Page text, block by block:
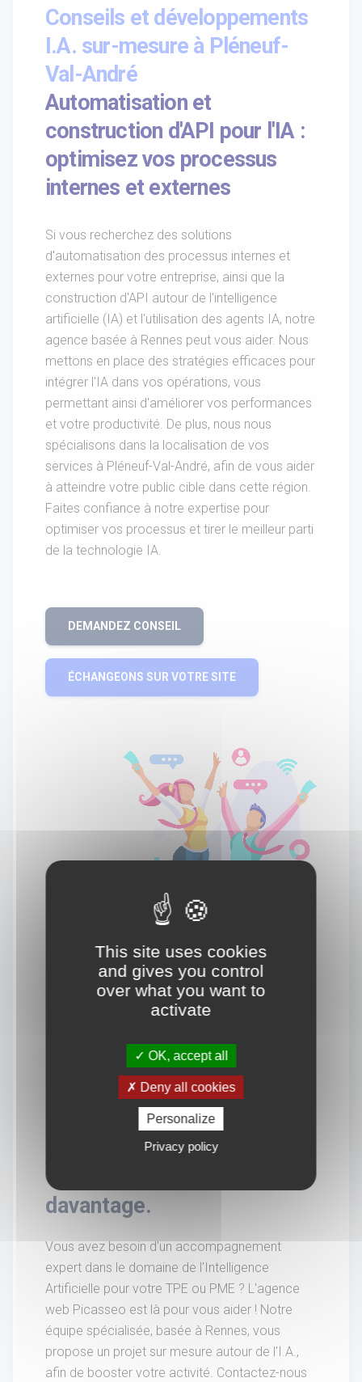
Conseils et développements
I.A. sur-mesure à Pléneuf-
Val-André
Automatisation et
construction d'API pour l'IA :
optimisez vos processus
internes et externes
Si vous recherchez des solutions
d'automatisation des processus internes et
externes pour votre entreprise, ainsi que la
construction d'API autour de l'intelligence
artificielle (IA) et l'utilisation des agents IA, notre
agence basée à Rennes peut vous aider. Nous
mettons en place des stratégies efficaces pour
intégrer l'IA dans vos opérations, vous
permettant ainsi d'améliorer vos performances
et votre productivité. De plus, nous nous
spécialisons dans la localisation de vos
services à Pléneuf-Val-André, afin de vous aider
à atteindre votre public cible dans cette région.
Faites confiance à notre expertise pour
optimiser vos processus et tirer le meilleur parti
de la technologie IA.
DEMANDEZ CONSEIL
ÉCHANGEONS SUR VOTRE SITE
Vous souhaitez en savoir
davantage.
Vous avez besoin d'un accompagnement
expert dans le domaine de l'Intelligence
Artificielle pour votre TPE ou PME ? L'agence
web Picasseo est là pour vous aider ! Notre
équipe spécialisée, basée à Rennes, vous
propose un projet sur mesure autour de l'I.A.,
afin de booster votre activité. Contactez-nous
This site uses cookies
and gives you control
over what you want to
activate
OK, accept all
Deny all cookies
Personalize
Privacy policy